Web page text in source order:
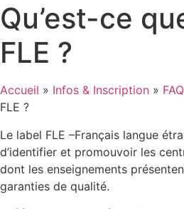
Qu’est-ce
FLE ?
Accueil » Infos & Inscription » FAQ
FLE ?
Le label FLE –Français langue
d’identifier et promouvoir les
dont les enseignements
garanties de qualité.